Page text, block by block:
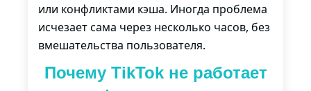
или конфликтами кэша. Иногда проблема
исчезает сама через несколько часов, без
вмешательства пользователя.
Почему TikTok не работает